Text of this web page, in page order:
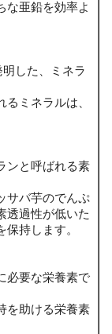
な亜鉛を効率よ
した、ミネラ
ミネラルは、
ンと呼ばれる素
サバ芋のでんぷ
透過性が低いた
持します。
必要な栄養素で
を助ける栄養素